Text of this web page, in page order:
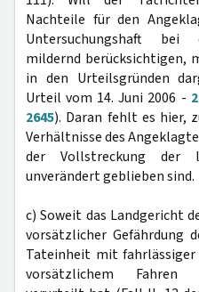
Nachteile für den
Untersuchungshaft bei
mildernd berücksichtigen,
in den Urteilsgründen
Urteil vom 14. Juni 2006 -
2645). Daran fehlt es hier,
Verhältnisse des
der Vollstreckung der
unverändert geblieben sind.
c) Soweit das Landgericht
vorsätzlicher Gefährdung
Tateinheit mit
vorsätzlichem Fahren